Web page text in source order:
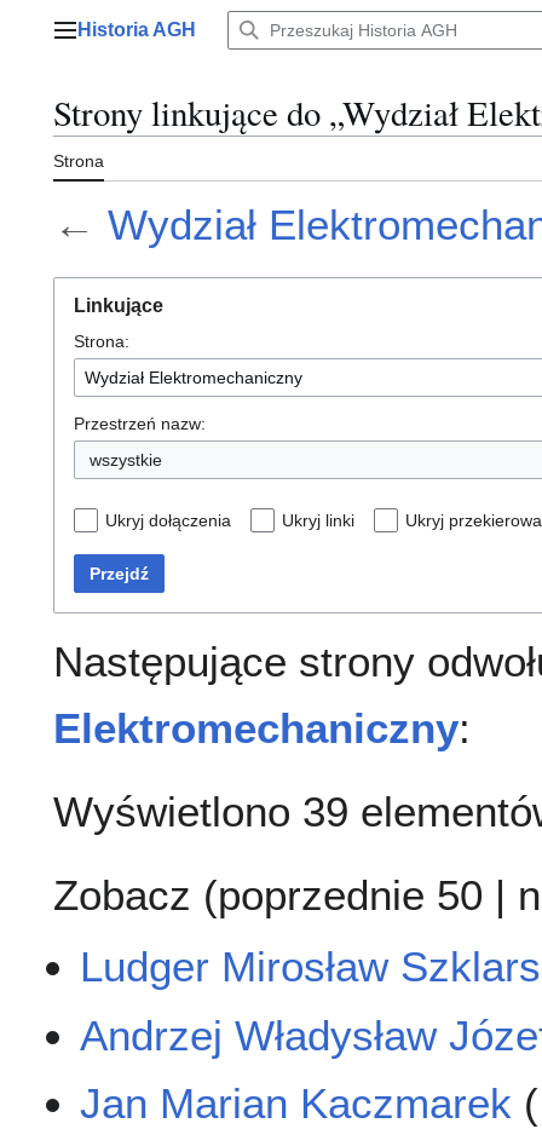
Menu główne
Historia AGH
Strony linkujące do „Wydział
Strona
← Wydział
Linkujące
Strona:
Przestrzeń nazw:
wszystkie
Ukryj dołączenia Ukryj linki Ukryj
Przejdź
Następujące strony
Elektromechaniczny:
Wyświetlono 39
Zobacz (poprzednie 50 |
Ludger Mirosław
Andrzej Władysław
Jan Marian Kaczmarek (